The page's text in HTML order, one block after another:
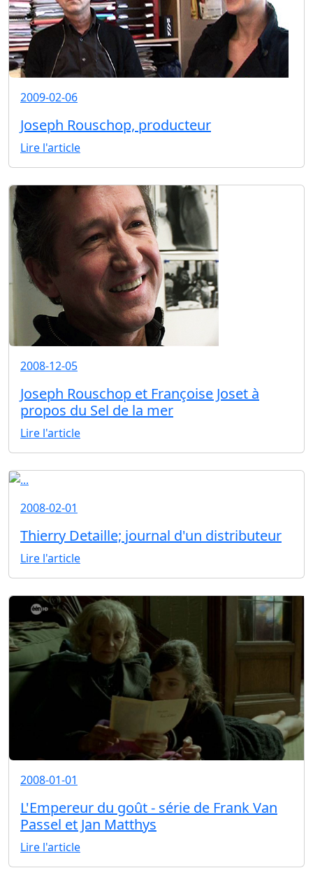
2009-02-06
Joseph Rouschop, producteur
Lire l'article
2008-12-05
Joseph Rouschop et Françoise Joset à
propos du Sel de la mer
Lire l'article
2008-02-01
Thierry Detaille; journal d'un distributeur
Lire l'article
2008-01-01
L'Empereur du goût - série de Frank Van
Passel et Jan Matthys
Lire l'article